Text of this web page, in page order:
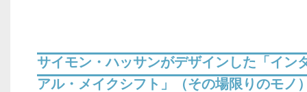
サイモン・ハッサンがデザインした「イン
アル・メイクシフト」（その場限りのモノ